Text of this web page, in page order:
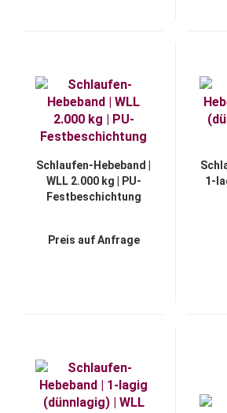
Schlaufen-Hebeband |
WLL 2.000 kg | PU-
Festbeschichtung
Preis auf Anfrage
1-